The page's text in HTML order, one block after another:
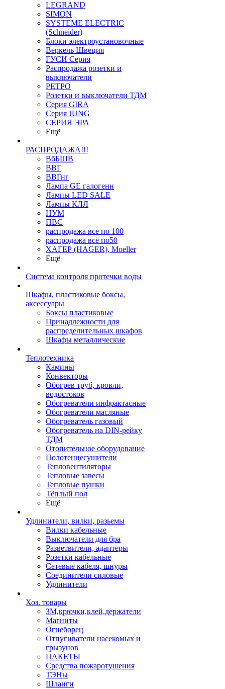
LEGRAND
SIMON
SYSTEME ELECTRIC
(Schneider)
Блоки электроустановочные
Веркель Швеция
ГУСИ Серия
Распродажа розетки и
выключатели
РЕТРО
Розетки и выключатели ТДМ
Серия GIRA
Серия JUNG
СЕРИЯ ЭРА
Ещё
РАСПРОДАЖА!!!
ВбБШВ
ВВГ
ВВГнг
Лампа GE галогенн
Лампы LED SALE
Лампы КЛЛ
НУМ
ПВС
распродажа все по 100
распродажа всё по50
ХАГЕР (HAGER), Moeller
Ещё
Система контроля протечки воды
Шкафы, пластиковые боксы,
аксессуары
Боксы пластиковые
Принадлежности для
распределительных шкафов
Шкафы металлические
Теплотехника
Камины
Конвекторы
Обогрев труб, кровли,
водостоков
Обогреватели инфрактасные
Обогреватели масляные
Обогреватель газовый
Обогреватель на DIN-рейку
ТДМ
Отопительное оборудование
Полотенцесушители
Тепловентиляторы
Тепловые завесы
Тепловые пушки
Тёплый пол
Ещё
Удлинители, вилки, разьемы
Вилки кабельные
Выключатели для бра
Разветвители, адаптеры
Розетки кабельные
Сетевые кабеля, шнуры
Соединители силовые
Удлинители
Хоз. товары
ЗМ,крючки,клей,держатели
Магниты
Огнеборец
Отпугиватели насекомых и
грызунов
ПАКЕТЫ
Средства пожаротушения
ТЭНы
Шланги